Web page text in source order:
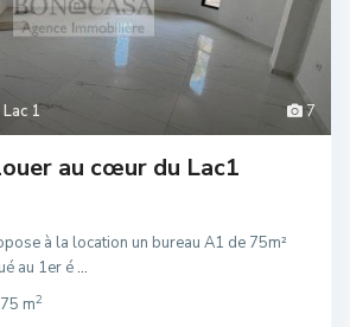
7
1
au cœur du Lac1
à la location un bureau A1 de 75m²
au 1er é...
75 m2